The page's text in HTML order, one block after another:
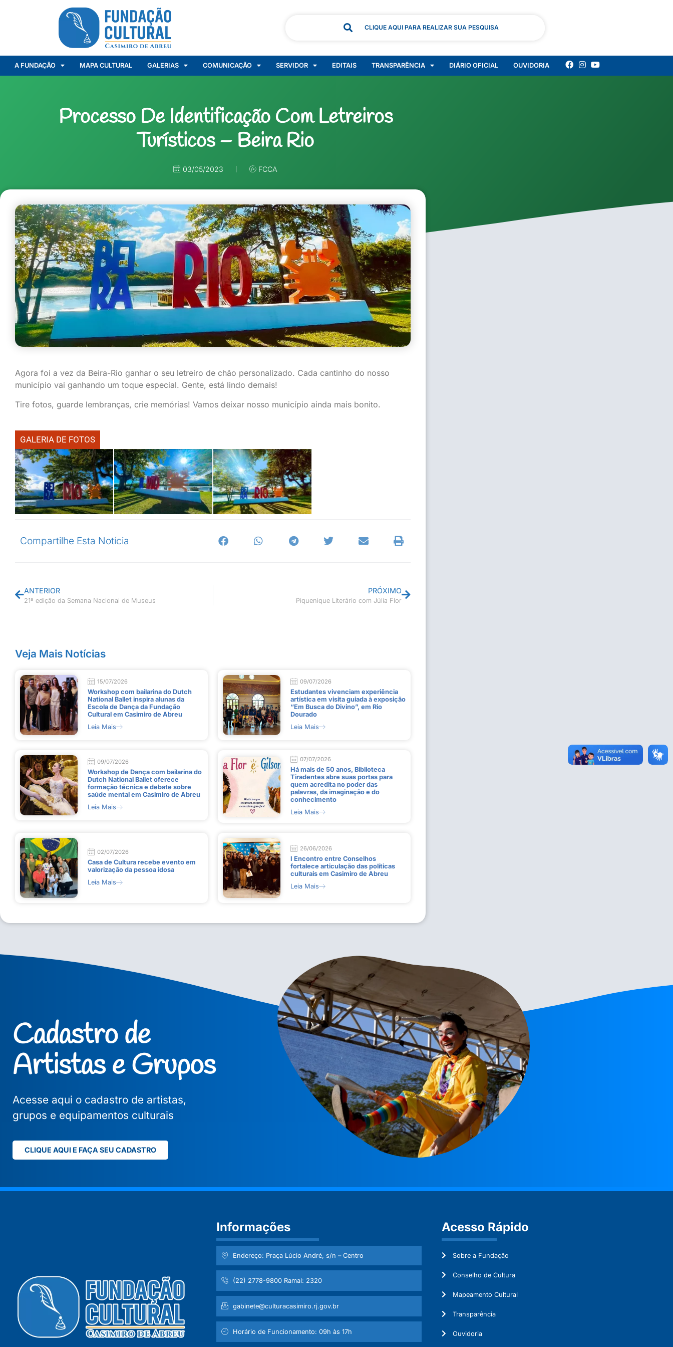
CLIQUE AQUI PARA REALIZAR SUA PESQUISA
A FUNDAÇÃO MAPA CULTURAL GALERIAS COMUNICAÇÃO SERVIDOR EDITAIS TRANSPARÊNCIA DIÁRIO OFICIAL OUVIDORIA
Processo De Identificação Com Letreiros
Turísticos – Beira Rio
03/05/2023 FCCA
Agora foi a vez da Beira-Rio ganhar o seu letreiro de chão personalizado. Cada cantinho do nosso
município vai ganhando um toque especial. Gente, está lindo demais!
Tire fotos, guarde lembranças, crie memórias! Vamos deixar nosso município ainda mais bonito.
GALERIA DE FOTOS
Compartilhe Esta Notícia
ANTERIOR
21ª edição da Semana Nacional de Museus
PRÓXIMO
Piquenique Literário com Júlia Flor
Veja Mais Notícias
15/07/2026
Workshop com bailarina do Dutch
National Ballet inspira alunas da
Escola de Dança da Fundação
Cultural em Casimiro de Abreu
Leia Mais
09/07/2026
Estudantes vivenciam experiência
artística em visita guiada à exposição
“Em Busca do Divino”, em Rio
Dourado
Leia Mais
09/07/2026
Workshop de Dança com bailarina do
Dutch National Ballet oferece
formação técnica e debate sobre
saúde mental em Casimiro de Abreu
Leia Mais
07/07/2026
Há mais de 50 anos, Biblioteca
Tiradentes abre suas portas para
quem acredita no poder das
palavras, da imaginação e do
conhecimento
Leia Mais
02/07/2026
Casa de Cultura recebe evento em
valorização da pessoa idosa
Leia Mais
26/06/2026
I Encontro entre Conselhos
fortalece articulação das políticas
culturais em Casimiro de Abreu
Leia Mais
Cadastro de
Artistas e Grupos
Acesse aqui o cadastro de artistas,
grupos e equipamentos culturais
CLIQUE AQUI E FAÇA SEU CADASTRO
Informações
Endereço: Praça Lúcio André, s/n – Centro
(22) 2778-9800 Ramal: 2320
gabinete@culturacasimiro.rj.gov.br
Horário de Funcionamento: 09h às 17h
Acesso Rápido
Sobre a Fundação
Conselho de Cultura
Mapeamento Cultural
Transparência
Ouvidoria